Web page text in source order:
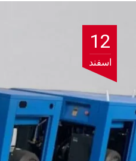
12
اسفند